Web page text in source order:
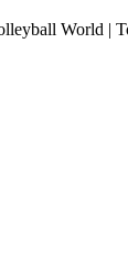
World |